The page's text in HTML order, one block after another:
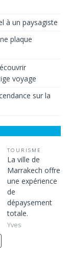
à un paysagiste
plaque
voyage
sur la
TOURISME
La ville de
Marrakech offre
une expérience
de
dépaysement
totale.
Yves